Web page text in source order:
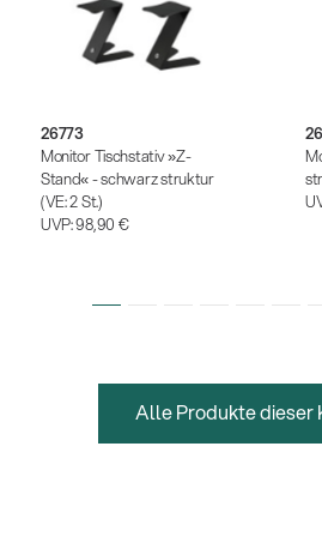
26773
Monitor Tischstativ »Z-
Stand« - schwarz struktur
(VE: 2 St.)
UVP:98,90 €
Alle Produkte dieser